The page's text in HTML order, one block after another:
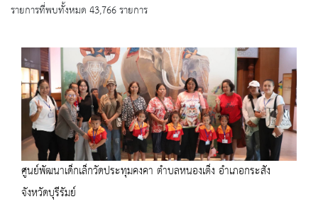
รายการที่พบทั้งหมด 43,766 รายการ
ศูนย์พัฒนาเด็กเล็กวัดประทุมคงคา ตำบลหนองเต็ง อำเภอกระสัง
จังหวัดบุรีรัมย์